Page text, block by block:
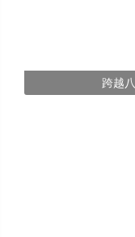
跨越